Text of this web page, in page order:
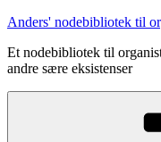
Videre
indhold
Anders' nodebibliotek til
Et nodebibliotek til
andre sære eksistenser